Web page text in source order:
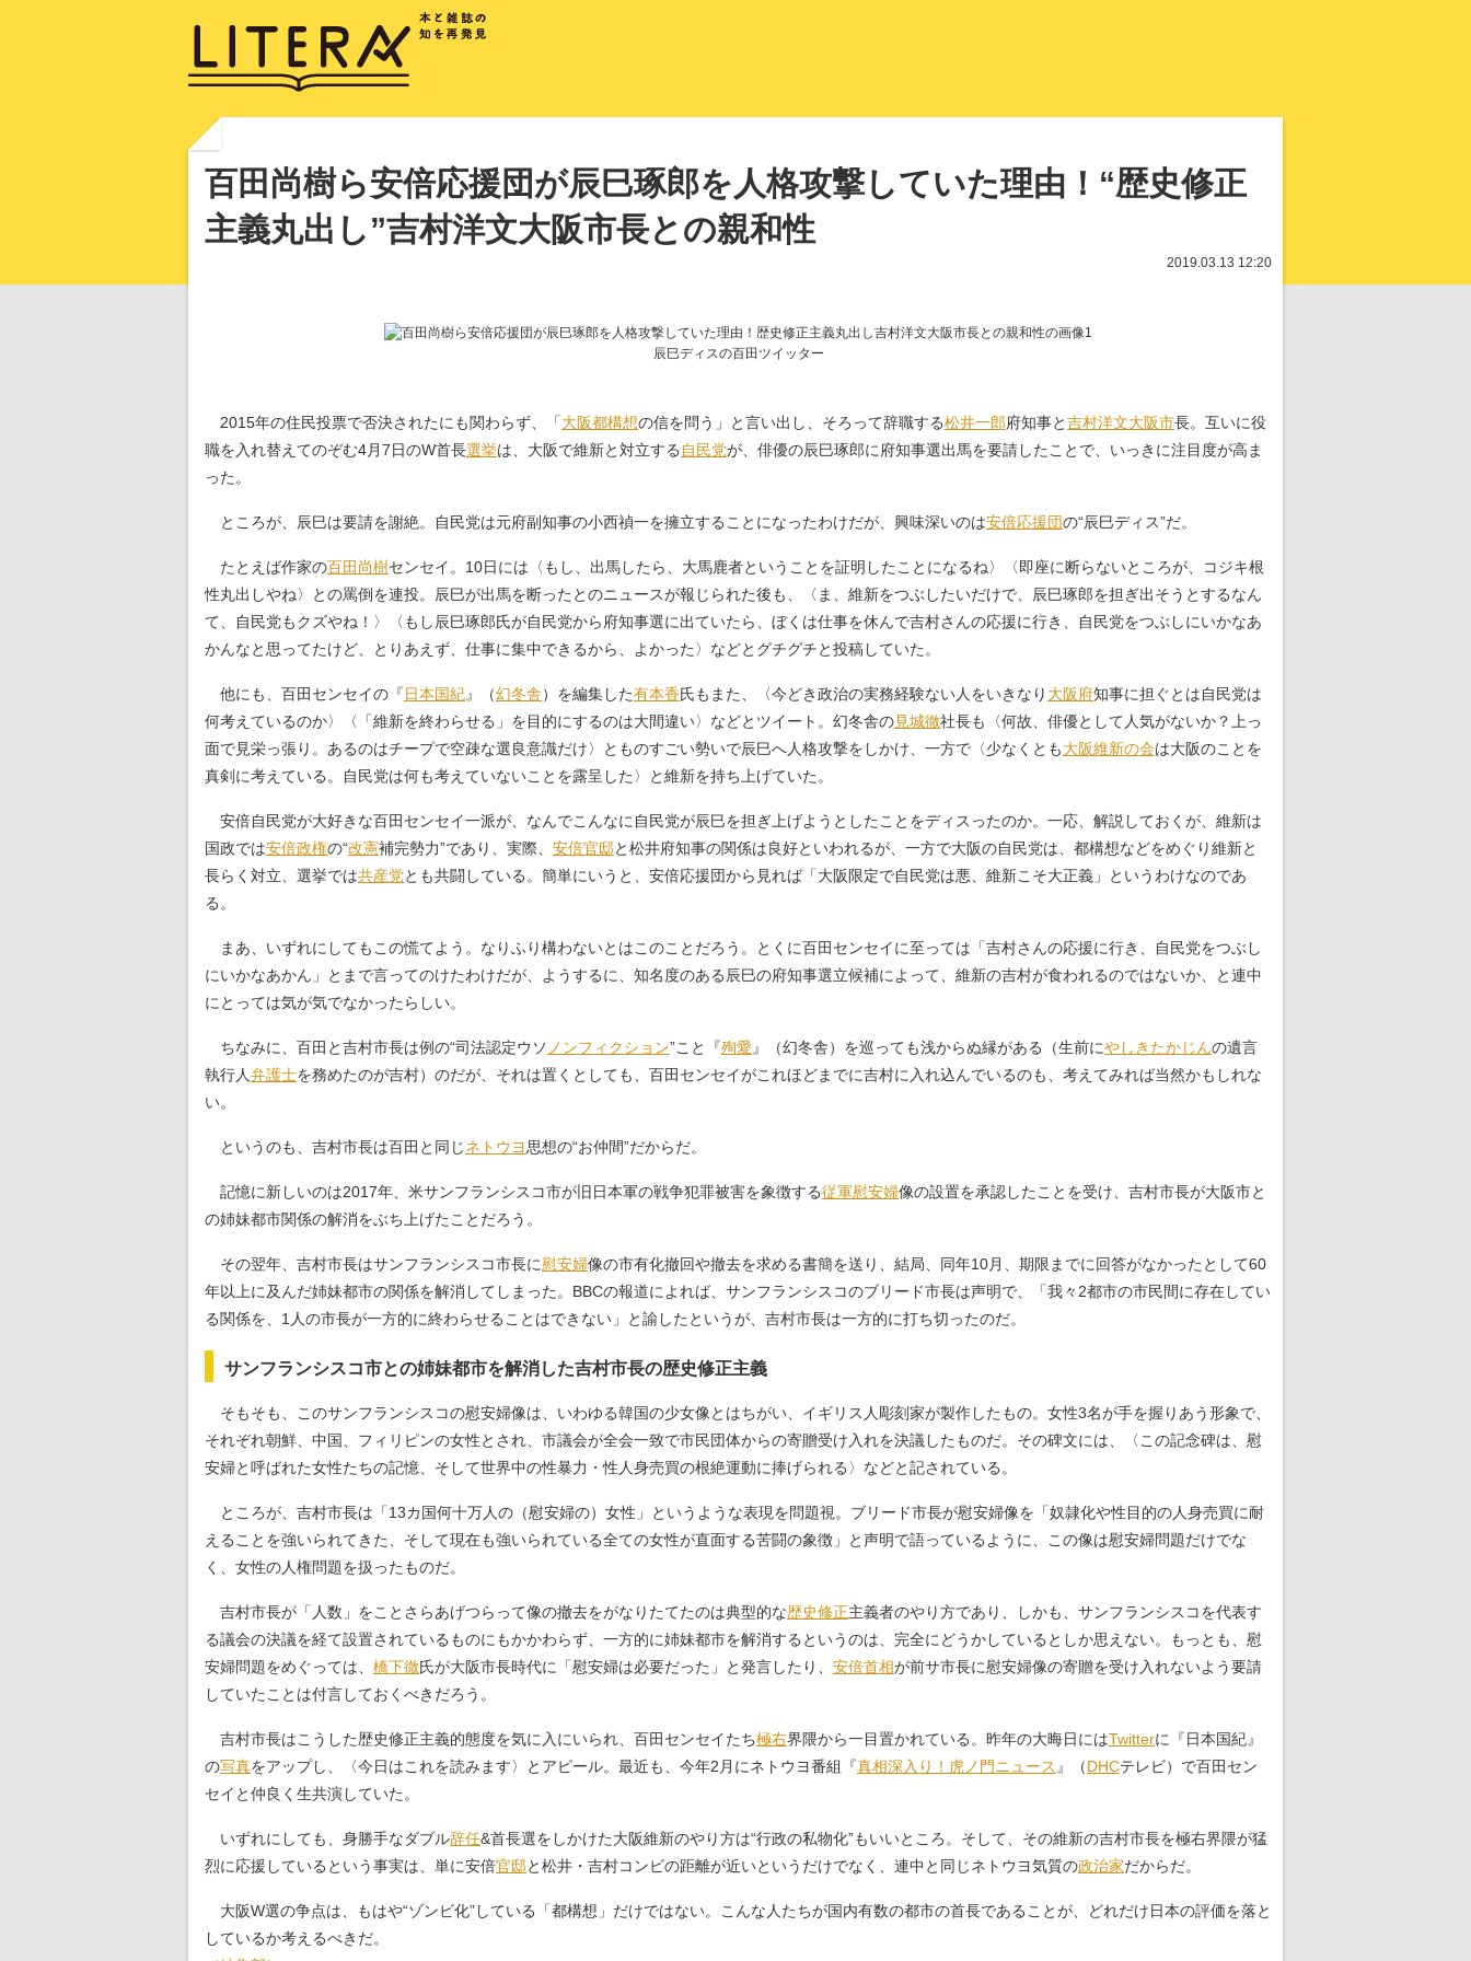
百田尚樹ら安倍応援団が辰巳琢郎を人格攻撃していた理由！“歴史修正
主義丸出し”吉村洋文大阪市長との親和性
2019.03.13 12:20
辰巳ディスの百田ツイッター
2015年の住民投票で否決されたにも関わらず、「大阪都構想の信を問う」と言い出し、そろって辞職する松井一郎府知事と吉村洋文大阪市長。互いに役
職を入れ替えてのぞむ4月7日のW首長選挙は、大阪で維新と対立する 自民党が、俳優の辰巳琢郎に府知事選出馬を要請したことで、いっきに注目度が高ま
った。
ところが、辰巳は要請を謝絶。自民党は元府副知事の小西禎一を擁立することになったわけだが、興味深いのは安倍応援団の“辰巳ディス”だ。
たとえば作家の百田尚樹センセイ。10日には〈もし、出馬したら、大馬鹿者ということを証明したことになるね〉〈即座に断らないところが、コジキ根
性丸出しやね〉との罵倒を連投。辰巳が出馬を断ったとのニュースが報じられた後も、〈ま、維新をつぶしたいだけで、辰巳琢郎を担ぎ出そうとするなん
て、自民党もクズやね！〉〈もし辰巳琢郎氏が自民党から府知事選に出ていたら、ぼくは仕事を休んで吉村さんの応援に行き、自民党をつぶしにいかなあ
かんなと思ってたけど、とりあえず、仕事に集中できるから、よかった〉などとグチグチと投稿していた。
他にも、百田センセイの『日本国紀』（幻冬舎）を編集した有本香氏もまた、〈今どき政治の実務経験ない人をいきなり 大阪府知事に担ぐとは自民党は
何考えているのか〉〈「維新を終わらせる」を目的にするのは大間違い〉などとツイート。幻冬舎の見城徹社長も〈何故、俳優として人気がないか？上っ
面で見栄っ張り。あるのはチープで空疎な選良意識だけ〉とものすごい勢いで辰巳へ人格攻撃をしかけ、一方で〈少なくとも大阪維新の会は大阪のことを
真剣に考えている。自民党は何も考えていないことを露呈した〉と維新を持ち上げていた。
安倍自民党が大好きな百田センセイ一派が、なんでこんなに自民党が辰巳を担ぎ上げようとしたことをディスったのか。一応、解説しておくが、維新は
国政では安倍政権の“改憲補完勢力”であり、実際、 安倍官邸と松井府知事の関係は良好といわれるが、一方で大阪の自民党は、都構想などをめぐり維新と
長らく対立、選挙では共産党とも共闘している。簡単にいうと、安倍応援団から見れば「大阪限定で自民党は悪、維新こそ大正義」というわけなのであ
る。
まあ、いずれにしてもこの慌てよう。なりふり構わないとはこのことだろう。とくに百田センセイに至っては「吉村さんの応援に行き、自民党をつぶし
にいかなあかん」とまで言ってのけたわけだが、ようするに、知名度のある辰巳の府知事選立候補によって、維新の吉村が食われるのではないか、と連中
にとっては気が気でなかったらしい。
ちなみに、百田と吉村市長は例の“司法認定ウソ ノンフィクション”こと『殉愛 』（幻冬舎）を巡っても浅からぬ縁がある（生前にやしきたかじんの遺言
執行人弁護士を務めたのが吉村）のだが、それは置くとしても、百田センセイがこれほどまでに吉村に入れ込んでいるのも、考えてみれば当然かもしれな
い。
というのも、吉村市長は百田と同じネトウヨ思想の“お仲間”だからだ。
記憶に新しいのは2017年、米サンフランシスコ市が旧日本軍の戦争犯罪被害を象徴する従軍慰安婦像の設置を承認したことを受け、吉村市長が大阪市と
の姉妹都市関係の解消をぶち上げたことだろう。
その翌年、吉村市長はサンフランシスコ市長に慰安婦像の市有化撤回や撤去を求める書簡を送り、結局、同年10月、期限までに回答がなかったとして60
年以上に及んだ姉妹都市の関係を解消してしまった。BBCの報道によれば、サンフランシスコのブリード市長は声明で、「我々2都市の市民間に存在してい
る関係を、1人の市長が一方的に終わらせることはできない」と諭したというが、吉村市長は一方的に打ち切ったのだ。
サンフランシスコ市との姉妹都市を解消した吉村市長の歴史修正主義
そもそも、このサンフランシスコの慰安婦像は、いわゆる韓国の少女像とはちがい、イギリス人彫刻家が製作したもの。女性3名が手を握りあう形象で、
それぞれ朝鮮、中国、フィリピンの女性とされ、市議会が全会一致で市民団体からの寄贈受け入れを決議したものだ。その碑文には、〈この記念碑は、慰
安婦と呼ばれた女性たちの記憶、そして世界中の性暴力・性人身売買の根絶運動に捧げられる〉などと記されている。
ところが、吉村市長は「13カ国何十万人の（慰安婦の）女性」というような表現を問題視。ブリード市長が慰安婦像を「奴隷化や性目的の人身売買に耐
えることを強いられてきた、そして現在も強いられている全ての女性が直面する苦闘の象徴」と声明で語っているように、この像は慰安婦問題だけでな
く、女性の人権問題を扱ったものだ。
吉村市長が「人数」をことさらあげつらって像の撤去をがなりたてたのは典型的な歴史修正主義者のやり方であり、しかも、サンフランシスコを代表す
る議会の決議を経て設置されているものにもかかわらず、一方的に姉妹都市を解消するというのは、完全にどうかしているとしか思えない。もっとも、慰
安婦問題をめぐっては、 橋下徹氏が大阪市長時代に「慰安婦は必要だった」と発言したり、 安倍首相が前サ市長に慰安婦像の寄贈を受け入れないよう要請
していたことは付言しておくべきだろう。
吉村市長はこうした歴史修正主義的態度を気に入にいられ、百田センセイたち極右界隈から一目置かれている。昨年の大晦日にはTwitterに『日本国紀』
の写真をアップし、〈今日はこれを読みます〉とアピール。最近も、今年2月にネトウヨ番組『真相深入り！虎ノ門ニュース 』（DHCテレビ）で百田セン
セイと仲良く生共演していた。
いずれにしても、身勝手なダブル辞任&首長選をしかけた大阪維新のやり方は“行政の私物化”もいいところ。そして、その維新の吉村市長を極右界隈が猛
烈に応援しているという事実は、単に安倍官邸と松井・吉村コンビの距離が近いというだけでなく、連中と同じネトウヨ気質の政治家だからだ。
大阪W選の争点は、もはや“ゾンビ化”している「都構想」だけではない。こんな人たちが国内有数の都市の首長であることが、どれだけ日本の評価を落と
しているか考えるべきだ。